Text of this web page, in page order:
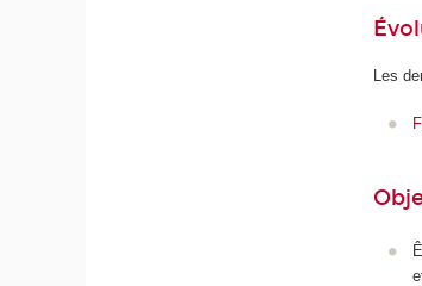
Les